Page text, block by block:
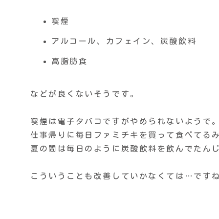
喫煙
アルコール、カフェイン、炭酸飲料
高脂肪食
などが良くないそうです。
喫煙は電子タバコですがやめられないようで。
仕事帰りに毎日ファミチキを買って食べてる
夏の間は毎日のように炭酸飲料を飲んでたん
こういうことも改善していかなくては…ですね